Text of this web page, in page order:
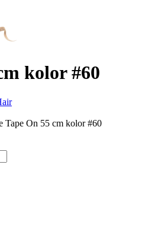
kolor #60
Tape On 55 cm kolor #60